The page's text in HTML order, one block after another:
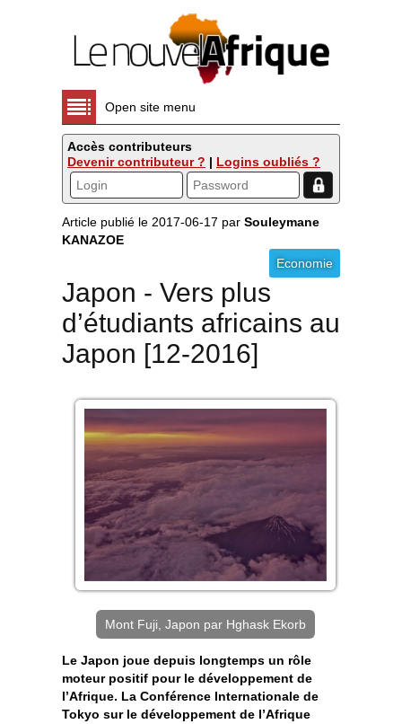
Open site menu
Accès contributeurs
Devenir contributeur ? | Logins oubliés ?
Article publié le 2017-06-17 par Souleymane
KANAZOE
Economie
Japon - Vers plus
d’étudiants africains au
Japon [12-2016]
Mont Fuji, Japon par Hghask Ekorb
Le Japon joue depuis longtemps un rôle
moteur positif pour le développement de
l’Afrique. La Conférence Internationale de
Tokyo sur le développement de l’Afrique